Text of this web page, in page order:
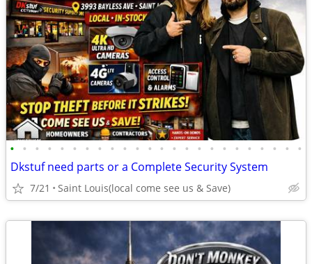
• • • • • • • • • • • • • • • • • • • • • • • •
Dkstuf need parts or a Complete Security System
7/21 Saint Louis(local come see us & Save)